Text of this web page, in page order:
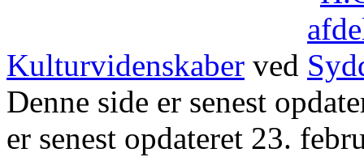
Kulturvidenskaber ved
Denne side er senest
er senest opdateret 23.